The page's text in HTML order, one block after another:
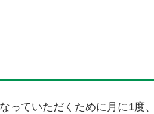
っていただくために月に1度